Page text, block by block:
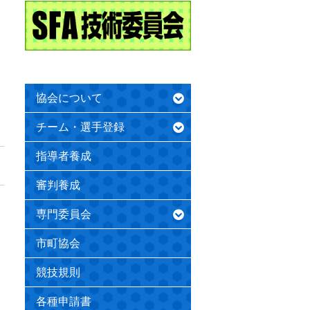
協会について
チーム・選手登録
指導者養成
審判養成
専門委員会
市町協会
競技規則
各種申請書